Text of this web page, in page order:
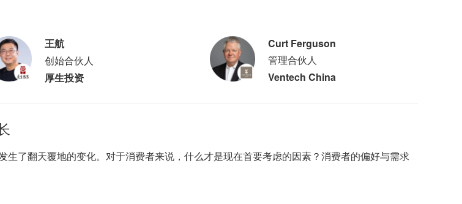
王航
创始合伙人
厚生投资
Curt Ferguson
管理合伙人
Ventech China
了翻天覆地的变化。对于消费者来说，什么才是现在首要考虑的因素？消费者的偏好与需求